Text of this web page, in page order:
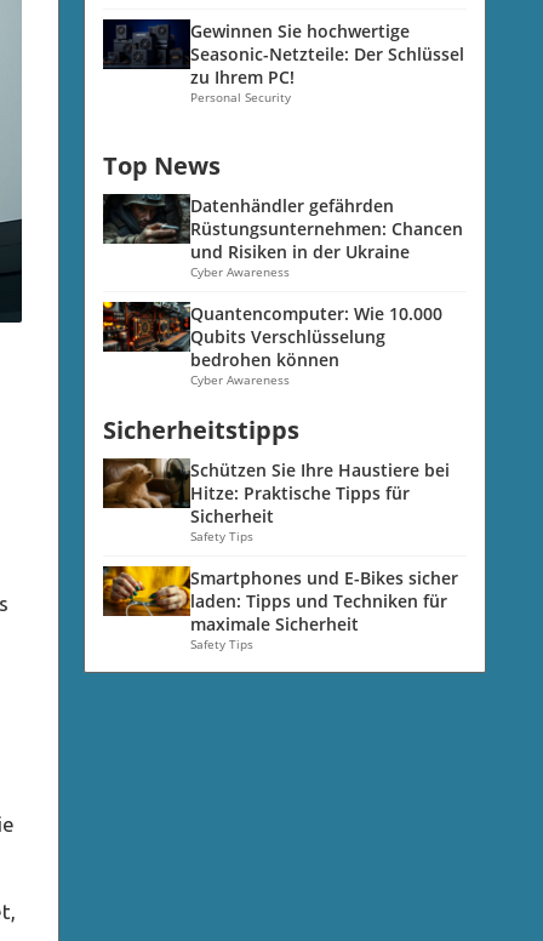
Gewinnen Sie hochwertige
Seasonic-Netzteile: Der Schlüssel
zu Ihrem PC!
Personal Security
Top News
Datenhändler gefährden
Rüstungsunternehmen: Chancen
und Risiken in der Ukraine
Cyber Awareness
Quantencomputer: Wie 10.000
Qubits Verschlüsselung
bedrohen können
Cyber Awareness
Sicherheitstipps
Schützen Sie Ihre Haustiere bei
Hitze: Praktische Tipps für
Sicherheit
Safety Tips
Smartphones und E-Bikes sicher
laden: Tipps und Techniken für
maximale Sicherheit
Safety Tips